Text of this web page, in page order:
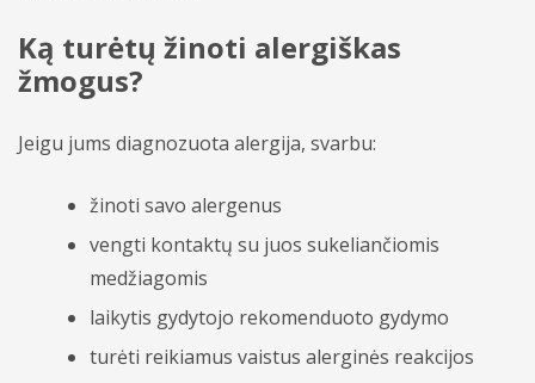
Ką turėtų žinoti alergiškas
žmogus?
Jeigu jums diagnozuota alergija, svarbu:
žinoti savo alergenus
vengti kontaktų su juos sukeliančiomis
medžiagomis
laikytis gydytojo rekomenduoto gydymo
turėti reikiamus vaistus alerginės reakcijos